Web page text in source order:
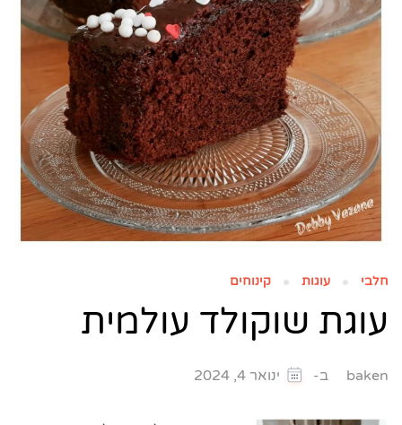
חלבי עוגות קינוחים
עוגת שוקולד עולמית
baken ב- ינואר 4, 2024